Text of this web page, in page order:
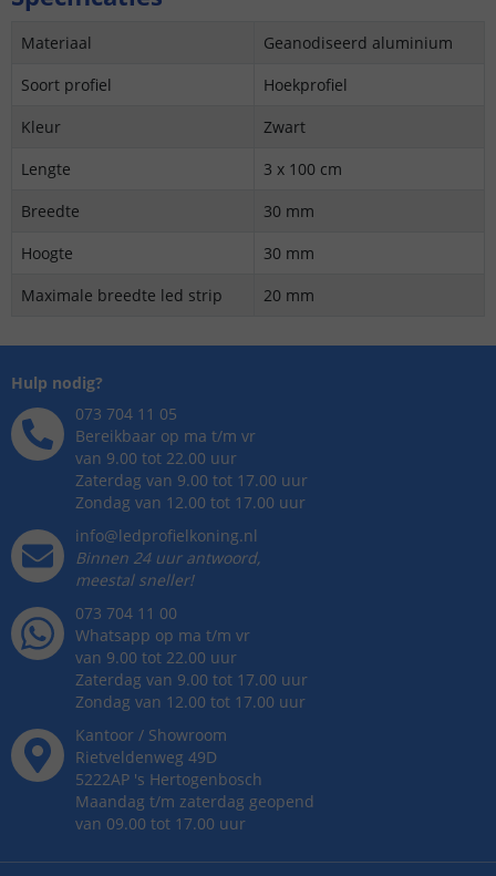
Materiaal
Geanodiseerd aluminium
Soort profiel
Hoekprofiel
Kleur
Zwart
Lengte
3 x 100 cm
Breedte
30 mm
Hoogte
30 mm
Maximale breedte led strip
20 mm
Hulp nodig?
073 704 11 05
Bereikbaar op ma t/m vr
van 9.00 tot 22.00 uur
Zaterdag van 9.00 tot 17.00 uur
Zondag van 12.00 tot 17.00 uur
info@ledprofielkoning.nl
Binnen 24 uur antwoord,
meestal sneller!
073 704 11 00
Whatsapp op ma t/m vr
van 9.00 tot 22.00 uur
Zaterdag van 9.00 tot 17.00 uur
Zondag van 12.00 tot 17.00 uur
Kantoor / Showroom
Rietveldenweg 49D
5222AP 's Hertogenbosch
Maandag t/m zaterdag geopend
van 09.00 tot 17.00 uur